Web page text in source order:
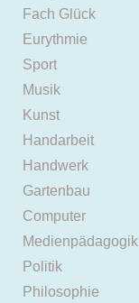
Fach Glück
Eurythmie
Sport
Musik
Kunst
Handarbeit
Handwerk
Gartenbau
Computer
Medienpädagogik
Politik
Philosophie